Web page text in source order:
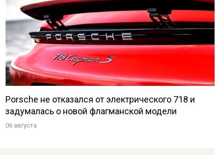
Porsche не отказался от электрического 718 и
задумалась о новой флагманской модели
06 августа